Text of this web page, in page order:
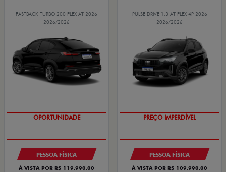
FASTBACK TURBO 200 FLEX AT 2026
2026/2026
OPORTUNIDADE
PESSOA FÍSICA
À VISTA POR R$ 119.990,00
PULSE DRIVE 1.3 AT FLEX 4P 2026
2026/2026
PREÇO IMPERDÍVEL
PESSOA FÍSICA
À VISTA POR R$ 109.990,00